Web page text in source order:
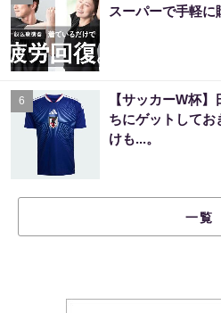
スーパーで手軽に
6
【サッカーW杯
ちにゲットしてお
けも...。
一覧